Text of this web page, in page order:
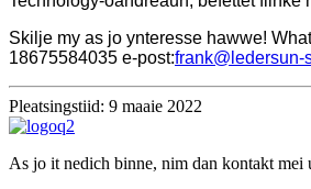
Skilje my as jo ynteresse hawwe!
18675584035 e-post:frank@ledersun-
Pleatsingstiid: 9 maaie 2022
As jo it nedich binne, nim dan kontakt mei